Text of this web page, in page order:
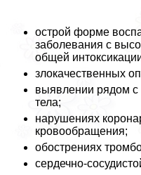
острой форме
заболевания с
общей
злокачественных
выявлении рядом с
тела;
нарушениях
кровообращения;
обострениях
сердечно-